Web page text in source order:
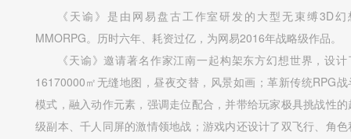
《天谕》是由网易盘古工作室研发的大型无束缚3D幻
MMORPG。历时六年、耗资过亿，为网易2016年战略级作品。
《天谕》邀请著名作家江南一起构架东方幻想世界，设计
16170000㎡无缝地图，昼夜交替，风景如画；革新传统RPG战
模式，融入动作元素，强调走位配合，并带给玩家极具挑战性的
级副本、千人同屏的激情领地战；游戏内还设计了双飞行、角色